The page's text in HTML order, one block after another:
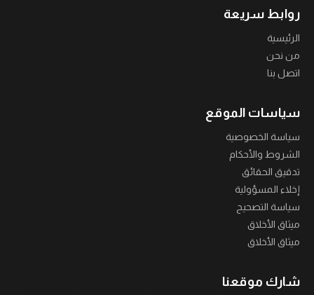
روابط سريعة
الرئيسية
من نحن
اتصل بنا
سياسات الموقع
سياسة الخصوصية
الشروط والأحكام
تدقيق الحقائق
إخلاء المسؤولية
سياسة التصحيح
ميثاق الأخلاق
ميثاق الأخلاق
شارك موقعنا